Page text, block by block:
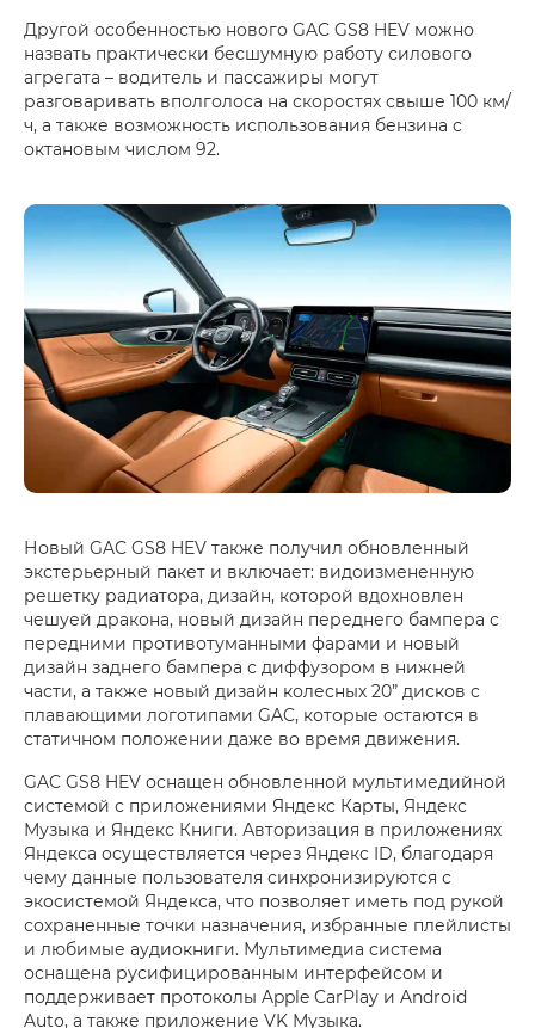
Другой особенностью нового GAC GS8 HEV можно
назвать практически бесшумную работу силового
агрегата – водитель и пассажиры могут
разговаривать вполголоса на скоростях свыше 100 км/
ч, а также возможность использования бензина с
октановым числом 92.
Новый GAC GS8 HEV также получил обновленный
экстерьерный пакет и включает: видоизмененную
решетку радиатора, дизайн, которой вдохновлен
чешуей дракона, новый дизайн переднего бампера с
передними противотуманными фарами и новый
дизайн заднего бампера с диффузором в нижней
части, а также новый дизайн колесных 20” дисков c
плавающими логотипами GAC, которые остаются в
статичном положении даже во время движения.
GAC GS8 HEV оснащен обновленной мультимедийной
системой с приложениями Яндекс Карты, Яндекс
Музыка и Яндекс Книги. Авторизация в приложениях
Яндекса осуществляется через Яндекс ID, благодаря
чему данные пользователя синхронизируются с
экосистемой Яндекса, что позволяет иметь под рукой
сохраненные точки назначения, избранные плейлисты
и любимые аудиокниги. Мультимедиа система
оснащена русифицированным интерфейсом и
поддерживает протоколы Apple CarPlay и Android
Auto, а также приложение VK Музыка.